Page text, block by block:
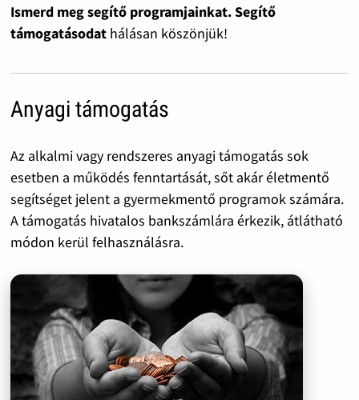
Ismerd meg segítő programjainkat. Segítő
támogatásodat hálásan köszönjük!
Anyagi támogatás
Az alkalmi vagy rendszeres anyagi támogatás sok
esetben a működés fenntartását, sőt akár életmentő
segítséget jelent a gyermekmentő programok számára.
A támogatás hivatalos bankszámlára érkezik, átlátható
módon kerül felhasználásra.